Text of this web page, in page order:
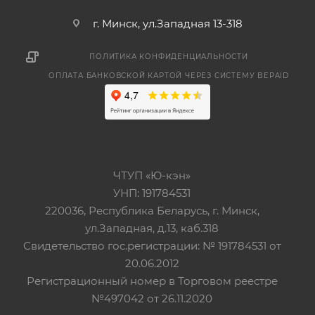
г. Минск, ул.Западная 13-318
ПОЛИТИКА КОНФИДЕНЦИАЛЬНОСТИ
ОПЛАТА БАНКОВСКОЙ КАРТОЙ ЧЕРЕЗ СИСТЕМУ BEPAID
ЧТУП «Ю-кэн»
УНП: 191784531
220036, Республика Беларусь, г. Минск,
ул.Западная, д.13, каб.318
Свидетельство гос.регистрации: № 191784531 от
20.06.2012
Регистрационный номер в Торговом реестре
№497042 от 26.11.2020